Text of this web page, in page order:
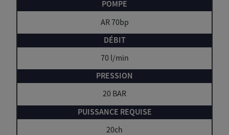
AR 70bp
70 l/min
20 BAR
20ch